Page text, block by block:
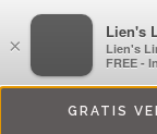
GRATIS
×
Lien's
FREE -
×
Lien's
Lien's
FREE -